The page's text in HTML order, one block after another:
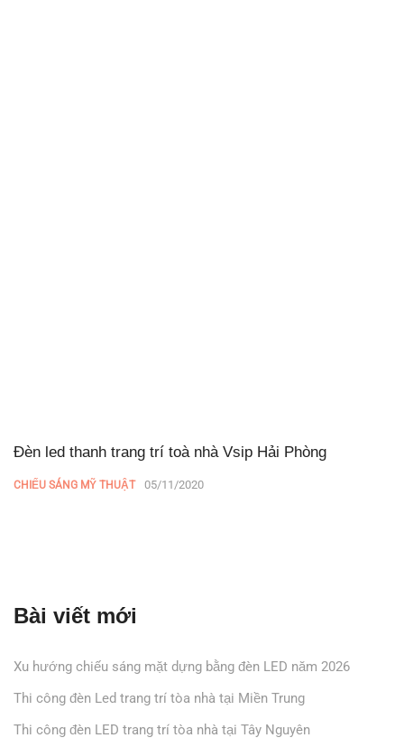
Đèn led thanh trang trí toà nhà Vsip Hải Phòng
CHIẾU SÁNG MỸ THUẬT 05/11/2020
Bài viết mới
Xu hướng chiếu sáng mặt dựng bằng đèn LED năm 2026
Thi công đèn Led trang trí tòa nhà tại Miền Trung
Thi công đèn LED trang trí tòa nhà tại Tây Nguyên